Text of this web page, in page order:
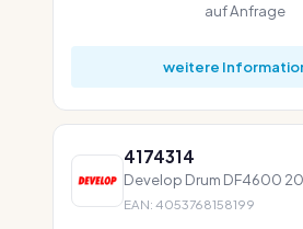
auf Anfrage
weitere
4174314
Develop Drum DF4600
EAN: 4053768158199